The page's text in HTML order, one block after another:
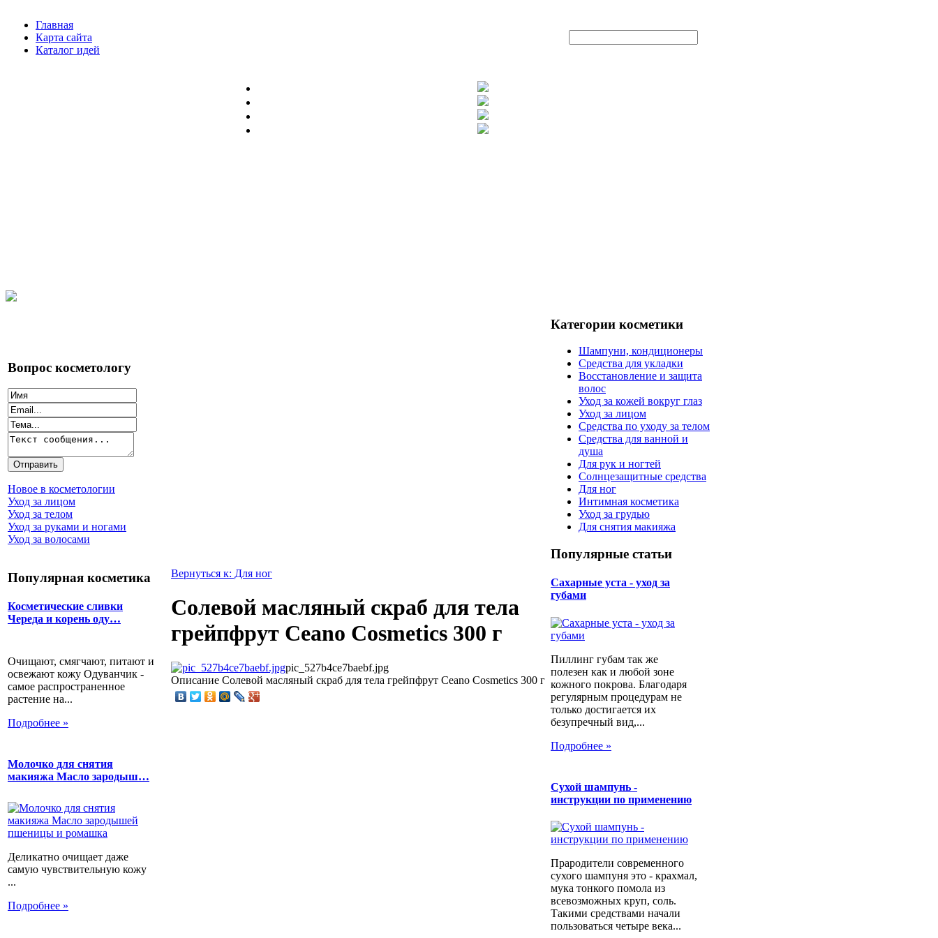
Главная
Карта сайта
Каталог идей
Вопрос косметологу
Новое в косметологии
Уход за лицом
Уход за телом
Уход за руками и ногами
Уход за волосами
Популярная косметика
Косметические сливки
Череда и корень оду…
Очищают, смягчают, питают и
освежают кожу Одуванчик -
самое распространенное
растение на...
Подробнее »
Молочко для снятия
макияжа Масло зародыш…
Деликатно очищает даже
самую чувствительную кожу
...
Подробнее »
Вернуться к: Для ног
Солевой масляный скраб для тела
грейпфрут Ceano Cosmetics 300 г
pic_527b4ce7baebf.jpg
Описание Солевой масляный скраб для тела грейпфрут Ceano Cosmetics 300 г
Категории косметики
Шампуни, кондиционеры
Средства для укладки
Восстановление и защита
волос
Уход за кожей вокруг глаз
Уход за лицом
Средства по уходу за телом
Средства для ванной и
душа
Для рук и ногтей
Солнцезащитные средства
Для ног
Интимная косметика
Уход за грудью
Для снятия макияжа
Популярные статьи
Сахарные уста - уход за
губами
Пиллинг губам так же
полезен как и любой зоне
кожного покрова. Благодаря
регулярным процедурам не
только достигается их
безупречный вид,...
Подробнее »
Сухой шампунь -
инструкции по применению
Прародители современного
сухого шампуня это - крахмал,
мука тонкого помола из
всевозможных круп, соль.
Такими средствами начали
пользоваться четыре века...